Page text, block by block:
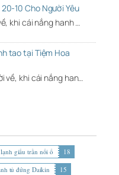
10 Cho Người Yêu
khi cái nắng hanh …
tao tại Tiệm Hoa
về, khi cái nắng han…
giấu trần nối ố
18
tủ đứng Daikin
15